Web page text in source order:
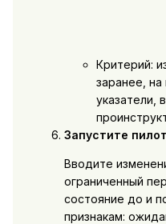
Критерий:
заранее,
указатели,
Запустите
Вводите
ограниченный
состояние до и
признакам: